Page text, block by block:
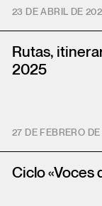
23 DE ABRIL DE
Rutas,
2025
27 DE FEBRERO
Ciclo «Voces